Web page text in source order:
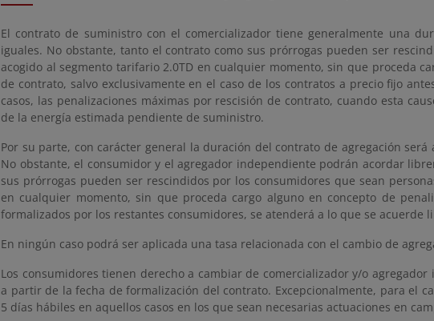
El contrato de suministro con el comercializador tiene generalmente una
iguales. No obstante, tanto el contrato como sus prórrogas pueden ser
acogido al segmento tarifario 2.0TD en cualquier momento, sin que proceda
de contrato, salvo exclusivamente en el caso de los contratos a precio fijo
casos, las penalizaciones máximas por rescisión de contrato, cuando esta
de la energía estimada pendiente de suministro.
Por su parte, con carácter general la duración del contrato de agregación
No obstante, el consumidor y el agregador independiente podrán acordar
sus prórrogas pueden ser rescindidos por los consumidores que sean
en cualquier momento, sin que proceda cargo alguno en concepto de
formalizados por los restantes consumidores, se atenderá a lo que se acuerde
En ningún caso podrá ser aplicada una tasa relacionada con el cambio de
Los consumidores tienen derecho a cambiar de comercializador y/o
a partir de la fecha de formalización del contrato. Excepcionalmente, para el
5 días hábiles en aquellos casos en los que sean necesarias actuaciones en